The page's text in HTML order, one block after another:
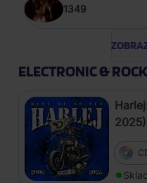
1349
ELECTRONIC &